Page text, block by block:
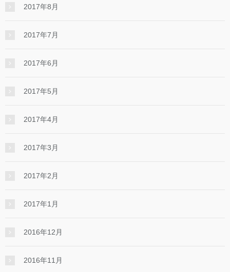
2017年8月
2017年7月
2017年6月
2017年5月
2017年4月
2017年3月
2017年2月
2017年1月
2016年12月
2016年11月